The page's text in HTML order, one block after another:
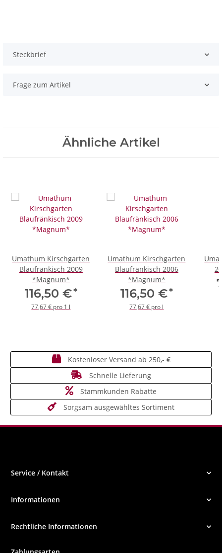
Steckbrief
Frage zum Artikel
Ähnliche Artikel
Umathum Kirschgarten
Blaufränkisch 2009
*Magnum*
116,50 €*
77,67 € pro 1 l
Umathum Kirschgarten
Blaufränkisch 2006
*Magnum*
116,50 €*
77,67 € pro l
Kostenloser Versand ab 250,- €
Schnelle Lieferung
Stammkunden Rabatte
Sorgsam ausgewähltes Sortiment
Service / Kontakt
Informationen
Rechtliche Informationen